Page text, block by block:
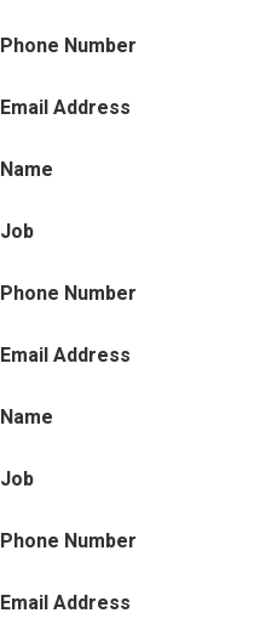
Phone Number
Email Address
Name
Job
Phone Number
Email Address
Name
Job
Phone Number
Email Address